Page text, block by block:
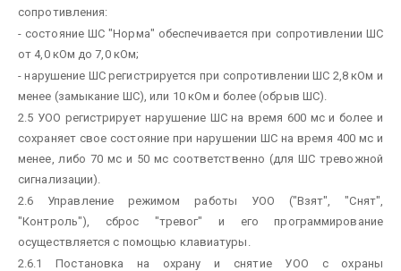
сопротивления:
- состояние ШС "Норма" обеспечивается при сопротивлении ШС
от 4,0 кОм до 7,0 кОм;
- нарушение ШС регистрируется при сопротивлении ШС 2,8 кОм и
менее (замыкание ШС), или 10 кОм и более (обрыв ШС).
2.5 УОО регистрирует нарушение ШС на время 600 мс и более и
сохраняет свое состояние при нарушении ШС на время 400 мс и
менее, либо 70 мс и 50 мс соответственно (для ШС тревожной
сигнализации).
2.6 Управление режимом работы УОО ("Взят", "Снят",
"Контроль"), сброс "тревог" и его программирование
осуществляется с помощью клавиатуры.
2.6.1 Постановка на охрану и снятие УОО с охраны